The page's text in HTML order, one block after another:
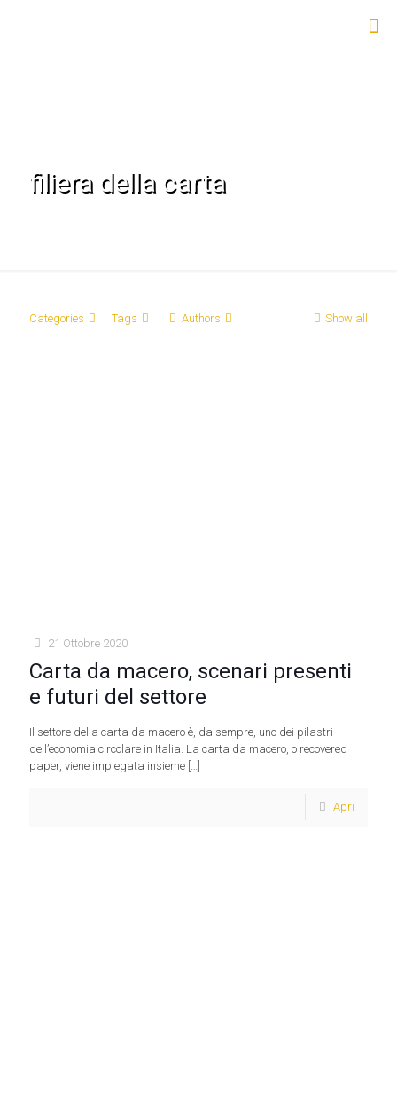
filiera della carta
Categories Tags Authors Show all
21 Ottobre 2020
Carta da macero, scenari presenti
e futuri del settore
Il settore della carta da macero è, da sempre, uno dei pilastri
dell’economia circolare in Italia. La carta da macero, o recovered
paper, viene impiegata insieme […]
Apri